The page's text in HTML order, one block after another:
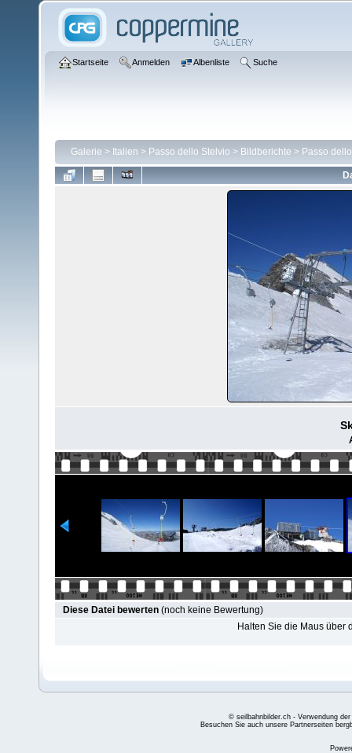
Startseite Anmelden Albenliste Suche
Galerie > Italien > Passo dello Stelvio > Bildberichte > Passo
Diese Datei bewerten (noch keine Bewertung)
Halten Sie die Maus über
© seilbahnbilder.ch - Verwendung
Besuchen Sie auch unsere Partnerseiten